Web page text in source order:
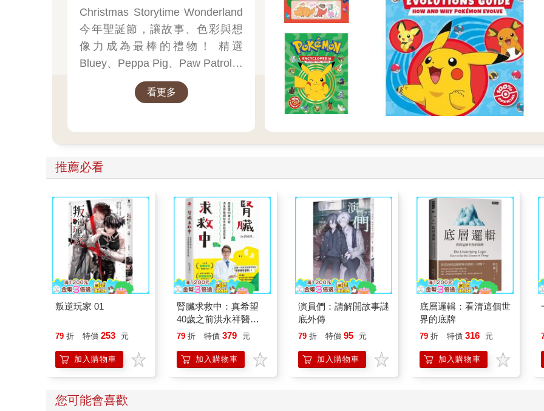
Storytime
Wonderland
Christmas Storytime Wonderland
今年聖誕節，讓故事、色彩與想
像力成為最棒的禮物！ 精選
Bluey、Peppa Pig、Paw Patrol、
迪士尼、尋找威力等經典角色的
聖誕繪本與倒數日曆， 從閱讀、
一起倒數歡樂的 25 天。 打開每一
頁、每一扇小門，都是滿滿的驚
喜與節慶溫度， Read it, Play it,
Feel the Christmas Magic！ 即日
起~2026/1/5參展商品好康79折~~
看更多
推薦必看
叛逆玩家 01
79 折 特價 253 元
加入購物車
腎臟求救中：真希望
40歲之前洪永祥醫師
就告訴我這些事
79 折 特價 379 元
加入購物車
演員們：請解開故事謎
底外傳
79 折 特價 95 元
加入購物車
底層邏輯：看清這個世
界的底牌
79 折 特價 316 元
加入購物車
您可能會喜歡